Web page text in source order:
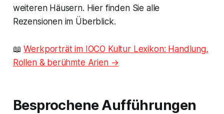
weiteren Häusern. Hier finden Sie alle
Rezensionen im Überblick.
📖Werkporträt im IOCO Kultur Lexikon: Handlung,
Rollen & berühmte Arien →
Besprochene Aufführungen